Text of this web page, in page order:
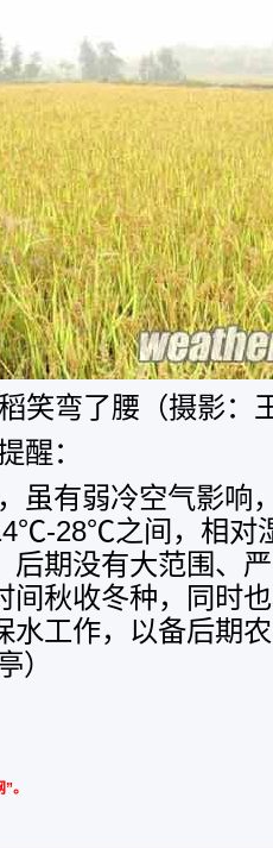
笑弯了腰（摄影：
醒：
虽有弱冷空气影响
28℃之间，相对
后期没有大范围、
间秋收冬种，同时
水工作，以备后期
）
。